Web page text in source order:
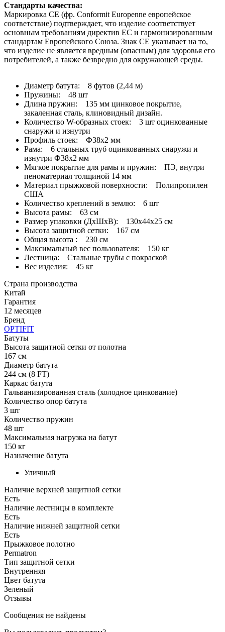
Стандарты качества:
Маркировка CE (фр. Conformit Europenne европейское
соответствие) подтверждает, что изделие соответствует
основным требованиям директив ЕС и гармонизированным
стандартам Европейского Союза. Знак CE указывает на то,
что изделие не является вредным (опасным) для здоровья его
потребителей, а также безвредно для окружающей среды.
Диаметр батута: 8 футов (2,44 м)
Пружины: 48 шт
Длина пружин: 135 мм цинковое покрытие,
закаленная сталь, клиновидный дизайн.
Количество W-образных стоек: 3 шт оцинкованные
снаружи и изнутри
Профиль стоек: Ф38х2 мм
Рама: 6 стальных труб оцинкованных снаружи и
изнутри Ф38х2 мм
Мягкое покрытие для рамы и пружин: ПЭ, внутри
пеноматериал толщиной 14 мм
Материал прыжковой поверхности: Полипропилен
США
Количество креплений в землю: 6 шт
Высота рамы: 63 см
Размер упаковки (ДхШхВ): 130x44x25 см
Высота защитной сетки: 167 см
Общая высота : 230 см
Максимальный вес пользователя: 150 кг
Лестница: Стальные трубы с покраской
Вес изделия: 45 кг
Страна производства
Китай
Гарантия
12 месяцев
Бренд
OPTIFIT
Батуты
Высота защитной сетки от полотна
167 см
Диаметр батута
244 см (8 FT)
Каркас батута
Гальванизированная сталь (холодное цинкование)
Количество опор батута
3 шт
Количество пружин
48 шт
Максимальная нагрузка на батут
150 кг
Назначение батута
Уличный
Наличие верхней защитной сетки
Есть
Наличие лестницы в комплекте
Есть
Наличие нижней защитной сетки
Есть
Прыжковое полотно
Permatron
Тип защитной сетки
Внутренняя
Цвет батута
Зеленый
Отзывы
Сообщения не найдены